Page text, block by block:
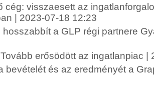
cég: visszaesett az
| 2023-07-18 12:23
hosszabbít a GLP régi partnere
erősödött az ingatlanpiac |
bevételét és az eredményét a